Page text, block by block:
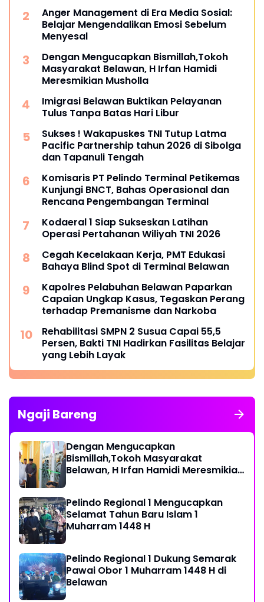
Anger Management di Era Media Sosial:
Belajar Mengendalikan Emosi Sebelum
Menyesal
Dengan Mengucapkan Bismillah,Tokoh
Masyarakat Belawan, H Irfan Hamidi
Meresmikian Musholla
Imigrasi Belawan Buktikan Pelayanan
Tulus Tanpa Batas Hari Libur
Sukses ! Wakapuskes TNI Tutup Latma
Pacific Partnership tahun 2026 di Sibolga
dan Tapanuli Tengah
Komisaris PT Pelindo Terminal Petikemas
Kunjungi BNCT, Bahas Operasional dan
Rencana Pengembangan Terminal
Kodaeral 1 Siap Sukseskan Latihan
Operasi Pertahanan Wiliyah TNI 2026‎
Cegah Kecelakaan Kerja, PMT Edukasi
Bahaya Blind Spot di Terminal Belawan
Kapolres Pelabuhan Belawan Paparkan
Capaian Ungkap Kasus, Tegaskan Perang
terhadap Premanisme dan Narkoba
Rehabilitasi SMPN 2 Susua Capai 55,5
Persen, Bakti TNI Hadirkan Fasilitas Belajar
yang Lebih Layak
Ngaji Bareng
Dengan Mengucapkan
Bismillah,Tokoh Masyarakat
Belawan, H Irfan Hamidi Meresmikian
Pelindo Regional 1 Mengucapkan
Selamat Tahun Baru Islam 1
Muharram 1448 H
Pelindo Regional 1 Dukung Semarak
Pawai Obor 1 Muharram 1448 H di
Belawan